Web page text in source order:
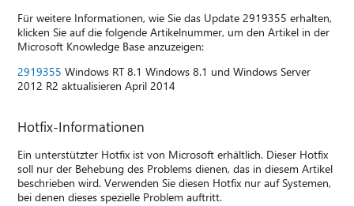
Für weitere Informationen, wie Sie das Update 2919355 erhalten,
klicken Sie auf die folgende Artikelnummer, um den Artikel in der
Microsoft Knowledge Base anzuzeigen:
2919355 Windows RT 8.1 Windows 8.1 und Windows Server
2012 R2 aktualisieren April 2014
Hotfix-Informationen
Ein unterstützter Hotfix ist von Microsoft erhältlich. Dieser Hotfix
soll nur der Behebung des Problems dienen, das in diesem Artikel
beschrieben wird. Verwenden Sie diesen Hotfix nur auf Systemen,
bei denen dieses spezielle Problem auftritt.